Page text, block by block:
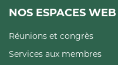
NOS ESPACES WEB
Réunions et congrès
Services aux membres